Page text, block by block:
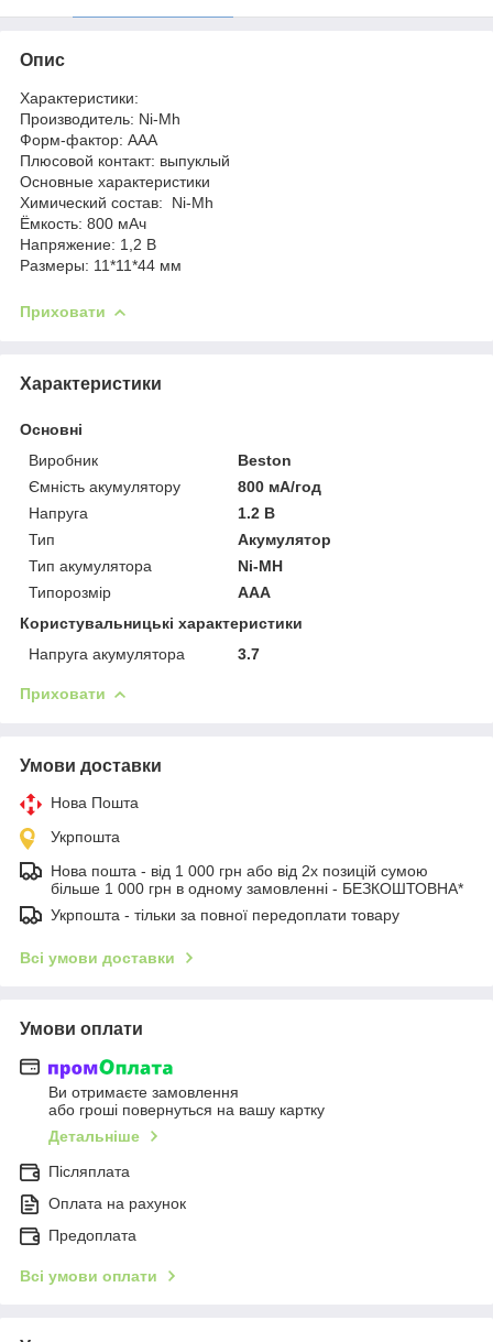
Опис
Характеристики:
Производитель: Ni-Mh
Форм-фактор: AAA
Плюсовой контакт: выпуклый
Основные характеристики
Химический состав: Ni-Mh
Ёмкость: 800 мАч
Напряжение: 1,2 В
Размеры: 11*11*44 мм
Приховати
Характеристики
Основні
Виробник
Beston
Ємність акумулятору
800 мА/год
Напруга
1.2 В
Тип
Акумулятор
Тип акумулятора
Ni-MH
Типорозмір
AAA
Користувальницькі характеристики
Напруга акумулятора
3.7
Приховати
Умови доставки
Нова Пошта
Укрпошта
Нова пошта - від 1 000 грн або від 2х позицій сумою
більше 1 000 грн в одному замовленні - БЕЗКОШТОВНА*
Укрпошта - тільки за повної передоплати товару
Всі умови доставки
Умови оплати
Ви отримаєте замовлення
або гроші повернуться на вашу картку
Детальніше
Післяплата
Оплата на рахунок
Предоплата
Всі умови оплати